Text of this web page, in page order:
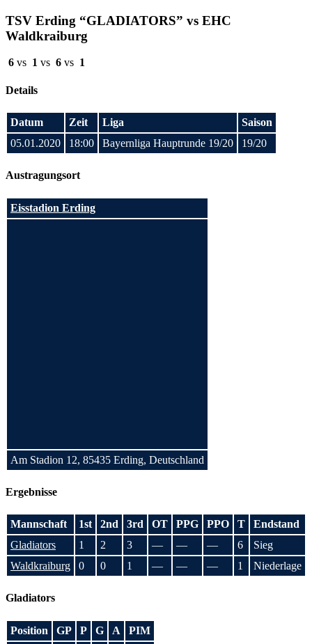
TSV Erding “GLADIATORS” vs EHC
Waldkraiburg
6 vs 1 vs 6 vs 1
Details
Datum Zeit Liga
Saison
05.01.2020
18:00 Bayernliga Hauptrunde 19/20 19/20
Austragungsort
Eisstadion Erding
Am Stadion 12, 85435 Erding, Deutschland
Ergebnisse
Mannschaft 1st 2nd 3rd OT PPG PPO T
Endstand
Gladiators
1 2 3 — — — 6
Sieg
Waldkraiburg
0 0 1 — — — 1 Niederlage
Gladiators
Position GP P G A
PIM